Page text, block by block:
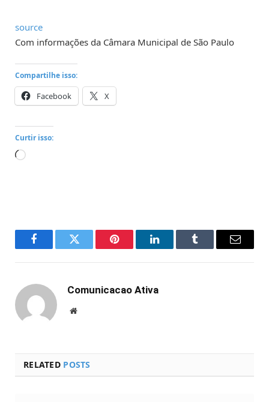
source
Com informações da Câmara Municipal de São Paulo
Compartilhe isso:
Facebook X
Curtir isso:
Carregando...
FacebookTwitter Pinterest LinkedInTumblr Email
Comunicacao Ativa
Website
RELATED POSTS